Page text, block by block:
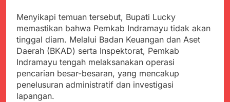
Bersihkan Lingkungan
Sekolah
Selisih APBD Tahun
2023 Kab.Sukabumi
Sebesar Rp 31 Miliar
Juli 16, 2024
Wujud Kepedulian Polri,
Kapolresta Sumenep
Koordinasikan dan
Berangkatkan Empat
Korban Kebakaran KMP
Agustus 5, 2026
SMA Negeri Nyalindung
Menyikapi temuan tersebut, Bupati Lucky
memastikan bahwa Pemkab Indramayu tidak akan
tinggal diam. Melalui Badan Keuangan dan Aset
Daerah (BKAD) serta Inspektorat, Pemkab
Indramayu tengah melaksanakan operasi
pencarian besar-besaran, yang mencakup
penelusuran administratif dan investigasi
lapangan.